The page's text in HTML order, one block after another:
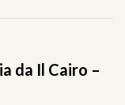
da Il Cairo –